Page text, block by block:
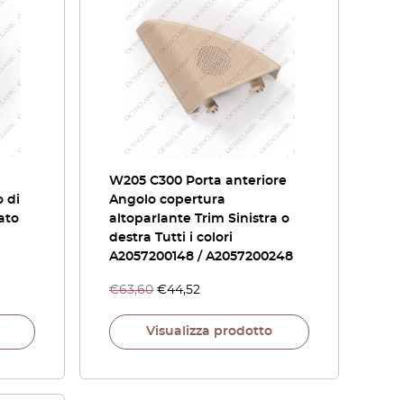
di
W205 C300 Porta anteriore
Angolo copertura
altoparlante Trim Sinistra o
destra Tutti i colori
A2057200148 / A2057200248
€63,60 €44,52
Visualizza prodotto